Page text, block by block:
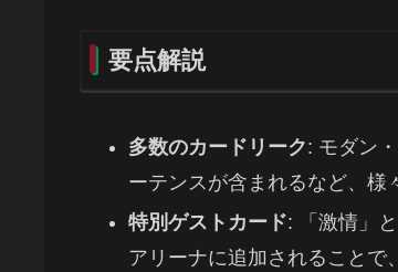
要点解説
多数のカードリーク: モダン
ーテンスが含まれるなど、様
特別ゲストカード: 「激情」
アリーナに追加されることで